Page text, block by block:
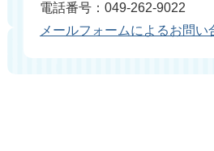
電話番号：049-262-9022
メールフォームによるお問い